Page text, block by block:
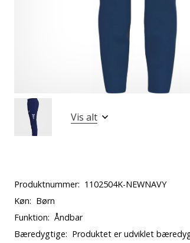
Vis alt
Produktnummer: 1102504K-NEWNAVY
Køn: Børn
Funktion: Åndbar
Bæredygtige: Produktet er udviklet